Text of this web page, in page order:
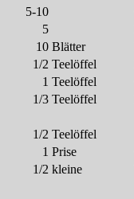
5-10
5
10 Blätter
1/2 Teelöffel
1 Teelöffel
1/3 Teelöffel
1/2 Teelöffel
1 Prise
1/2 kleine